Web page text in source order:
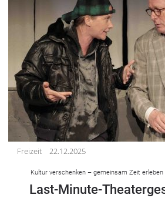
Freizeit 22.12.2025
Kultur verschenken – gemeinsam Zeit
Last-Minute-